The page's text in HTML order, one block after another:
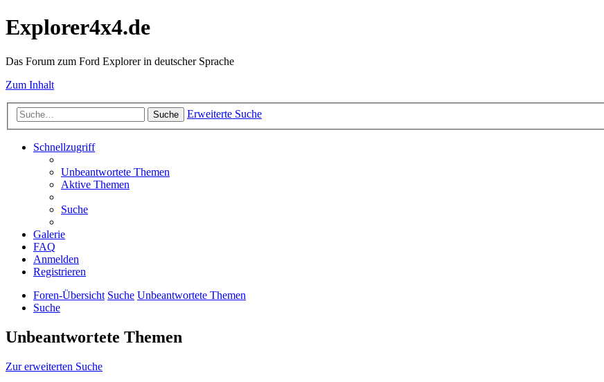
Explorer4x4.de
Das Forum zum Ford Explorer in deutscher Sprache
Zum Inhalt
Suche Erweiterte Suche
Schnellzugriff
Unbeantwortete Themen
Aktive Themen
Suche
Galerie
FAQ
Anmelden
Registrieren
Foren-Übersicht Suche Unbeantwortete Themen
Suche
Unbeantwortete Themen
Zur erweiterten Suche